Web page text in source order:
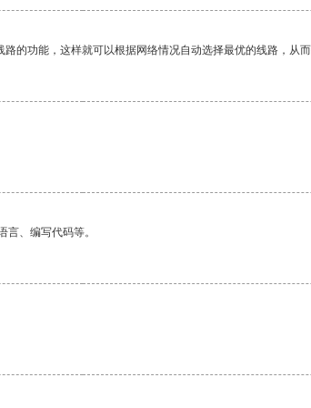
的功能，这样就可以根据网络情况自动选择最优的线路，从而
、编写代码等。